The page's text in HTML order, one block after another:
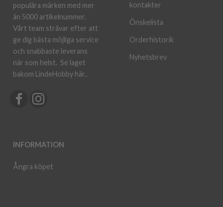
populära märken med mer
än 5000 artikelnummer.
Vårt team strävar efter att
ge dig bästa möjliga service
och snabbaste leverans
när som helst. Se laget
bakom LindeHobby här..
INFORMATION
Ångra köpet
kontakter
Önskelista
Orderhistorik
Nyhetsbrev